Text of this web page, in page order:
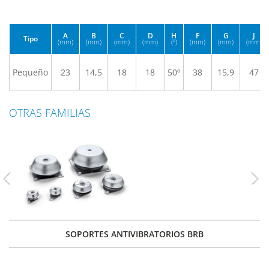
Tipo A
(mm)
B
(mm)
C
(mm)
D
(mm)
H
(º)
F
(mm)
G
(mm)
J
(mm)
Pequeño 23 14,5 18 18 50º 38 15,9 47
OTRAS FAMILIAS
SOPORTES ANTIVIBRATORIOS BRB
Previous Next